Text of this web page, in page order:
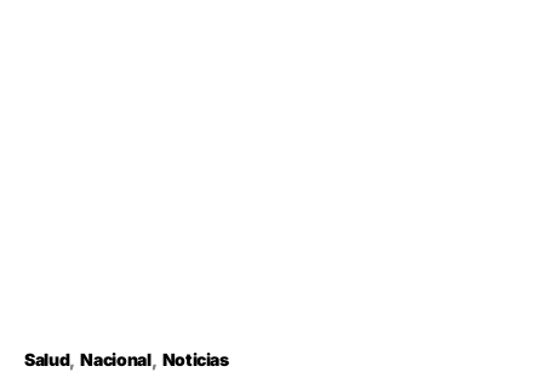
Salud Nacional Noticias